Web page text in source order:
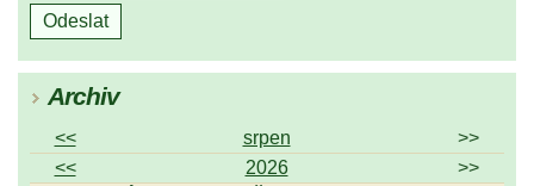
Archiv
<< srpen
>>
<<
2026
>>